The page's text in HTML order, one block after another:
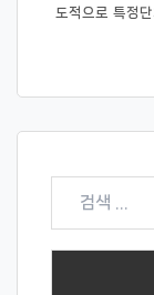
도적으로 특정
검